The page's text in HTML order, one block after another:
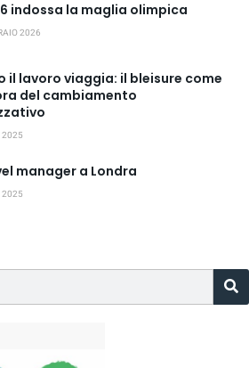
indossa la maglia olimpica
2026
il lavoro viaggia: il bleisure come
del cambiamento
2025
manager a Londra
2025